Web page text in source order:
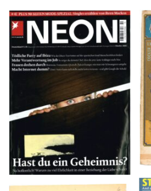
NEON – OKTOBER
2008